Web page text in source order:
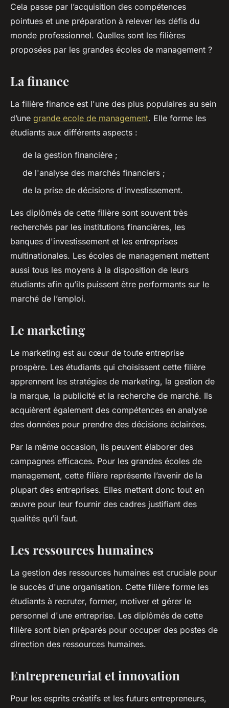
Cela passe par l’acquisition des compétences
pointues et une préparation à relever les défis du
monde professionnel. Quelles sont les filières
proposées par les grandes écoles de management ?
La finance
La filière finance est l'une des plus populaires au sein
d’une grande ecole de management. Elle forme les
étudiants aux différents aspects :
de la gestion financière ;
de l'analyse des marchés financiers ;
de la prise de décisions d'investissement.
Les diplômés de cette filière sont souvent très
recherchés par les institutions financières, les
banques d'investissement et les entreprises
multinationales. Les écoles de management mettent
aussi tous les moyens à la disposition de leurs
étudiants afin qu’ils puissent être performants sur le
marché de l’emploi.
Le marketing
Le marketing est au cœur de toute entreprise
prospère. Les étudiants qui choisissent cette filière
apprennent les stratégies de marketing, la gestion de
la marque, la publicité et la recherche de marché. Ils
acquièrent également des compétences en analyse
des données pour prendre des décisions éclairées.
Par la même occasion, ils peuvent élaborer des
campagnes efficaces. Pour les grandes écoles de
management, cette filière représente l’avenir de la
plupart des entreprises. Elles mettent donc tout en
œuvre pour leur fournir des cadres justifiant des
qualités qu’il faut.
Les ressources humaines
La gestion des ressources humaines est cruciale pour
le succès d'une organisation. Cette filière forme les
étudiants à recruter, former, motiver et gérer le
personnel d'une entreprise. Les diplômés de cette
filière sont bien préparés pour occuper des postes de
direction des ressources humaines.
Entrepreneuriat et innovation
Pour les esprits créatifs et les futurs entrepreneurs,